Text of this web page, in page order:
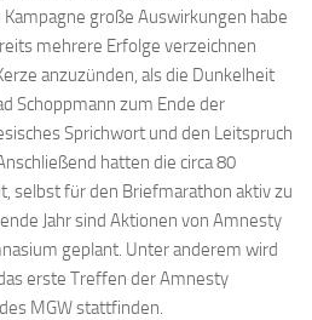
große Auswirkungen habe
mehrere Erfolge verzeichnen
anzuzünden, als die Dunkelheit
Schoppmann zum Ende der
Sprichwort und den Leitspruch
hatten die circa 80
selbst für den Briefmarathon aktiv zu
Jahr sind Aktionen von Amnesty
geplant. Unter anderem wird
erste Treffen der Amnesty
MGW stattfinden.